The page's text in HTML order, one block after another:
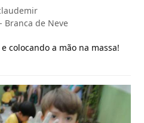
Branca de Neve
colocando a mão na massa!